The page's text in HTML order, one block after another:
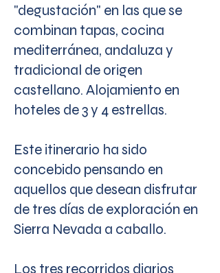
"degustación" en las que se
combinan tapas, cocina
mediterránea, andaluza y
tradicional de origen
castellano. Alojamiento en
hoteles de 3 y 4 estrellas.
Este itinerario ha sido
concebido pensando en
aquellos que desean disfrutar
de tres días de exploración en
Sierra Nevada a caballo.
Los tres recorridos diarios